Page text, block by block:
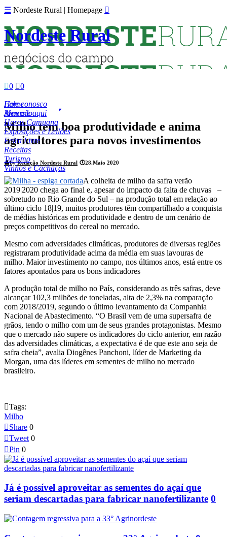
☰ Nordeste Rural | Homepage 
Nordeste Rural
0 0
Fale conosco
Anuncie aqui
Home
Mercado
Haras Camuana
Exposições e Leilões
Feira Livre
Receitas
Turismo
Vinhos e Cachaças
Milho tem boa produtividade e anima
agricultores para novos investimentos
👤by Redação Nordeste Rural 🕔28.Maio 2020
A colheita de milho da safra verão
2019|2020 chega ao final e, apesar do impacto da falta de chuvas –
sobretudo no Rio Grande do Sul – na produção total em relação ao
último ciclo 18|19, muitos produtores têm compartilhado a conquista
de médias históricas em produtividade e dentro de um cenário de
preços competitivos do cereal no mercado.
Mesmo com adversidades climáticas, produtores de diversas regiões
registraram produtividade acima da média em suas lavouras de
milho. Maior investimento no campo, nos últimos anos, está entre os
fatores apontados para os bons indicadores
A produção total de milho no País, considerando as três safras, deve
alcançar 102,3 milhões de toneladas, alta de 2,3% na comparação
com 2018/2019, segundo o último levantamento da Companhia
Nacional de Abastecimento. “O Brasil vem de uma supersafra de
grãos, tendo o milho com um de seus grandes protagonistas. Mesmo
que o mercado não supere os indicadores do ciclo anterior, em razão
das adversidades climáticas, a expectativa é de que este ano seja de
safra cheia”, avalia Diogênes Panchoni, líder de Marketing da
Morgan, uma das líderes em sementes de milho no mercado
brasileiro.
Tags:
Milho
Share 0
Tweet 0
Pin 0
Já é possível aproveitar as sementes do açaí que
seriam descartadas para fabricar nanofertilizante 0